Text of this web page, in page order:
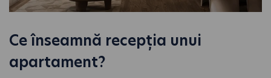
Ce înseamnă recepția unui
apartament?